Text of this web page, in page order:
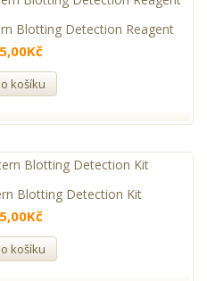
Blotting Detection Reagent
košíku
Blotting Detection Kit
košíku